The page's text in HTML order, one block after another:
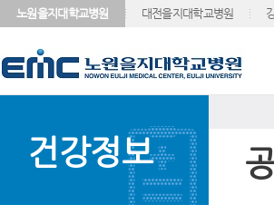
노원을지대학교병원 대전을지대학교병원
건강정보